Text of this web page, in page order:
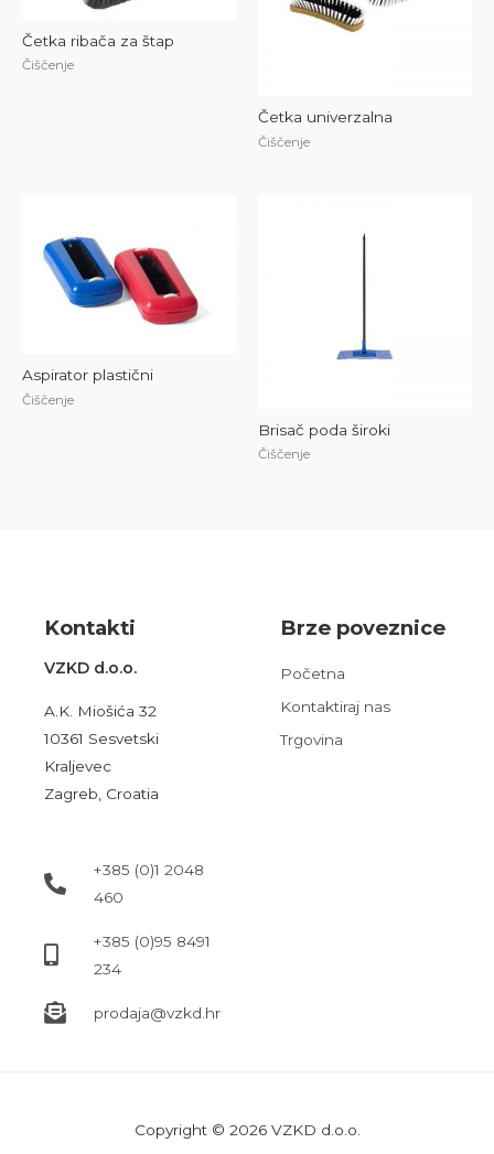
Četka ribača za štap
Čiščenje
Četka univerzalna
Čiščenje
Aspirator plastični
Čiščenje
Brisač poda široki
Čiščenje
Kontakti
VZKD d.o.o.
A.K. Miošića 32
10361 Sesvetski
Kraljevec
Zagreb, Croatia
+385 (0)1 2048
460
+385 (0)95 8491
234
prodaja@vzkd.hr
Brze poveznice
Početna
Kontaktiraj nas
Trgovina
Copyright © 2026 VZKD d.o.o.